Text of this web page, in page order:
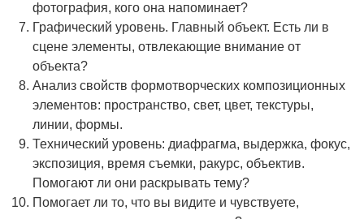
фотография, кого она напоминает?
Графический уровень. Главный объект. Есть ли в
сцене элементы, отвлекающие внимание от
объекта?
Анализ свойств формотворческих композиционных
элементов: пространство, свет, цвет, текстуры,
линии, формы.
Технический уровень: диафрагма, выдержка, фокус,
экспозиция, время съемки, ракурс, объектив.
Помогают ли они раскрывать тему?
Помогает ли то, что вы видите и чувствуете,